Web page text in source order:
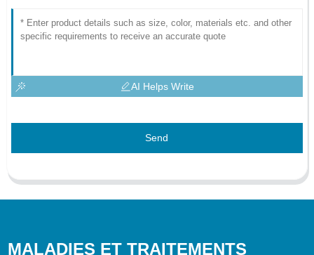
AI Helps Write
Send
MALADIES ET TRAITEMENTS